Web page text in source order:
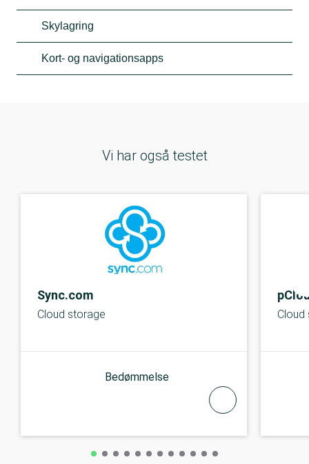
Skylagring
Kort- og navigationsapps
Vi har også testet
Sync.com
Cloud storage
Bedømmelse
Cloud